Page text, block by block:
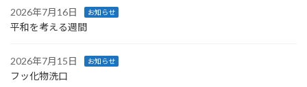
2026年7月16日 お知らせ
平和を考える週間
2026年7月15日 お知らせ
フッ化物洗口